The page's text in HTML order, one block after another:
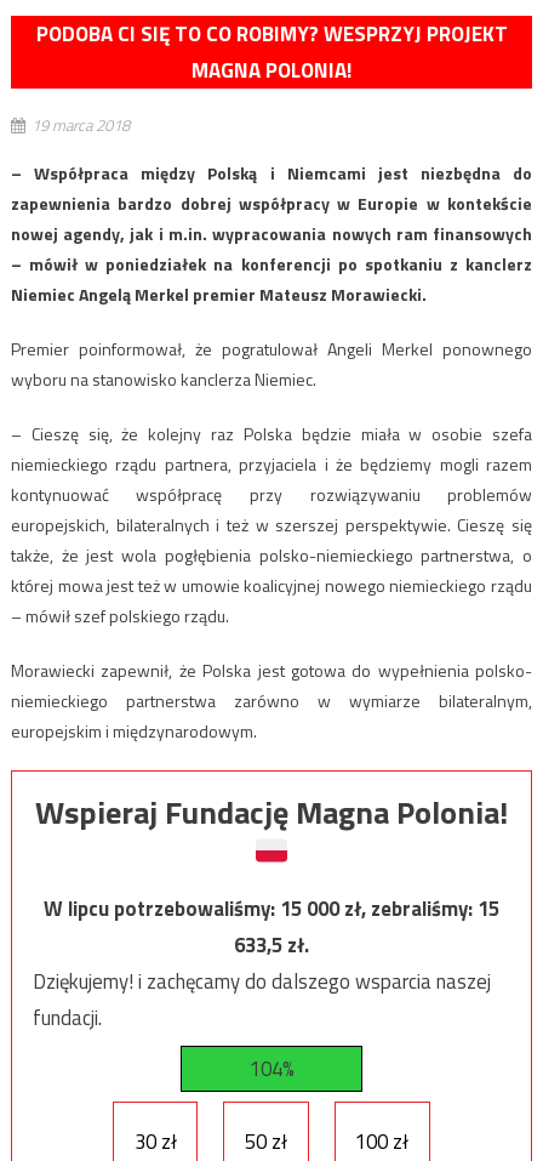
PODOBA CI SIĘ TO CO ROBIMY? WESPRZYJ PROJEKT
MAGNA POLONIA!
19 marca 2018
– Współpraca między Polską i Niemcami jest niezbędna do
zapewnienia bardzo dobrej współpracy w Europie w kontekście
nowej agendy, jak i m.in. wypracowania nowych ram finansowych
– mówił w poniedziałek na konferencji po spotkaniu z kanclerz
Niemiec Angelą Merkel premier Mateusz Morawiecki.
Premier poinformował, że pogratulował Angeli Merkel ponownego
wyboru na stanowisko kanclerza Niemiec.
– Cieszę się, że kolejny raz Polska będzie miała w osobie szefa
niemieckiego rządu partnera, przyjaciela i że będziemy mogli razem
kontynuować współpracę przy rozwiązywaniu problemów
europejskich, bilateralnych i też w szerszej perspektywie. Cieszę się
także, że jest wola pogłębienia polsko-niemieckiego partnerstwa, o
której mowa jest też w umowie koalicyjnej nowego niemieckiego rządu
– mówił szef polskiego rządu.
Morawiecki zapewnił, że Polska jest gotowa do wypełnienia polsko-
niemieckiego partnerstwa zarówno w wymiarze bilateralnym,
europejskim i międzynarodowym.
Wspieraj Fundację Magna Polonia!
W lipcu potrzebowaliśmy:15 000zł, zebraliśmy:15
633,5zł.
Dziękujemy! i zachęcamy do dalszego wsparcia naszej
fundacji.
104%
30 zł 50 zł 100 zł